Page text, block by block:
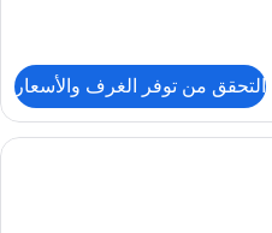
التحقق من توفر الغرف والأسعار